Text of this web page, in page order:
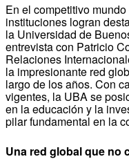
En el competitivo
instituciones logran
la Universidad de
entrevista con Patricio
Relaciones
la impresionante red
largo de los años. Con
vigentes, la UBA se
en la educación y la
pilar fundamental en la
Una red global que no